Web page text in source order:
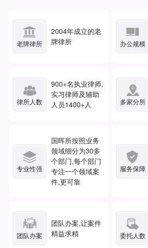

老牌律所
2004年成立的老
牌律所

办公规模

律所人数
900+名执业律师,
实习律师及辅助
人员1400+人

多家分所

专业性强
国晖所按照业务
领域细分为30多
个部门,每个部门
专注一个领域案
件,更可靠

服务保障

团队办案
团队办案,让案件
精益求精

委托人数